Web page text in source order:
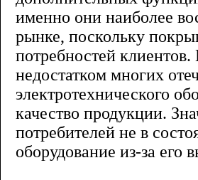
именно они наиболее
рынке, поскольку
потребностей
недостатком многих
электротехнического
качество продукции.
потребителей не в
оборудование из-за его